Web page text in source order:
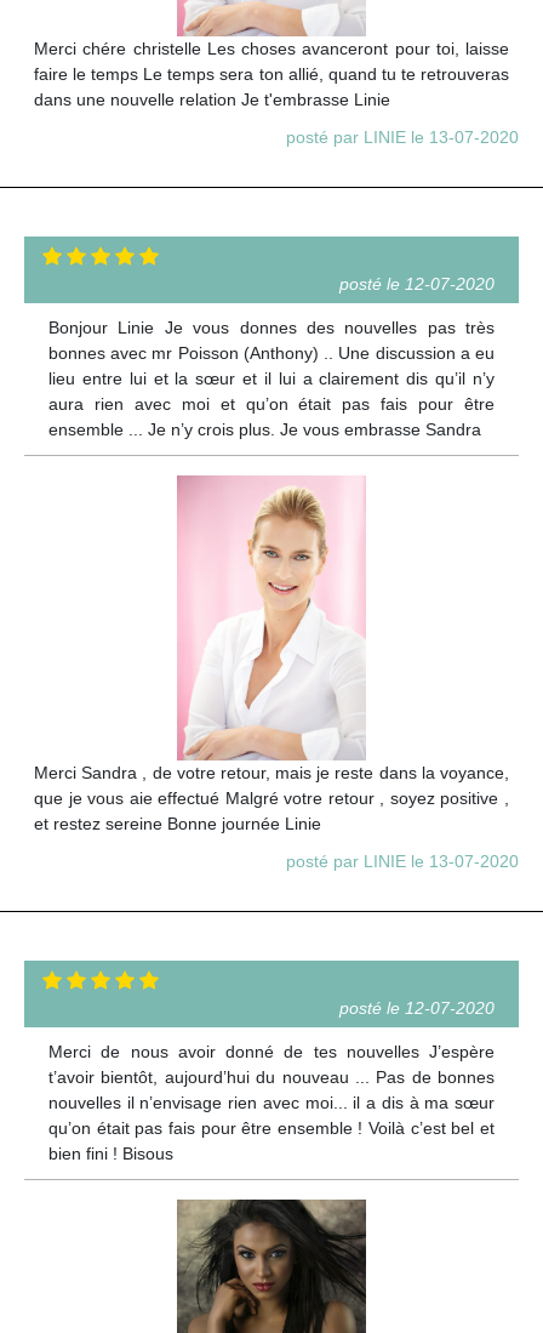
Merci chére christelle Les choses avanceront pour toi, laisse
faire le temps Le temps sera ton allié, quand tu te retrouveras
dans une nouvelle relation Je t'embrasse Linie
posté par LINIE le 13-07-2020
posté le 12-07-2020
Bonjour Linie Je vous donnes des nouvelles pas très
bonnes avec mr Poisson (Anthony) .. Une discussion a eu
lieu entre lui et la sœur et il lui a clairement dis qu’il n’y
aura rien avec moi et qu’on était pas fais pour être
ensemble ... Je n’y crois plus. Je vous embrasse Sandra
Merci Sandra , de votre retour, mais je reste dans la voyance,
que je vous aie effectué Malgré votre retour , soyez positive ,
et restez sereine Bonne journée Linie
posté par LINIE le 13-07-2020
posté le 12-07-2020
Merci de nous avoir donné de tes nouvelles J’espère
t’avoir bientôt, aujourd’hui du nouveau ... Pas de bonnes
nouvelles il n’envisage rien avec moi... il a dis à ma sœur
qu’on était pas fais pour être ensemble ! Voilà c’est bel et
bien fini ! Bisous